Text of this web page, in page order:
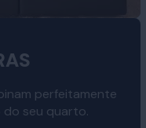
perfeitamente
seu quarto.